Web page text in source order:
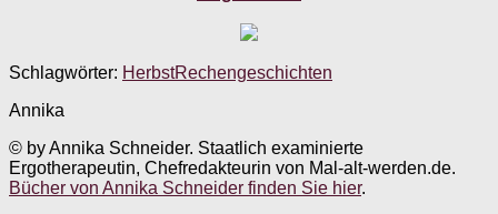
Schlagwörter: HerbstRechengeschichten
Annika
© by Annika Schneider. Staatlich examinierte
Ergotherapeutin, Chefredakteurin von Mal-alt-werden.de.
Bücher von Annika Schneider finden Sie hier.